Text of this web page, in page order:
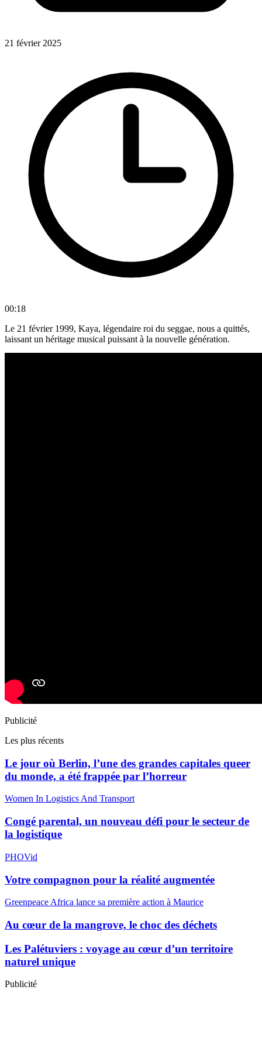
21 février 2025
00:18
Le 21 février 1999, Kaya, légendaire roi du seggae, nous a quittés,
laissant un héritage musical puissant à la nouvelle génération.
Publicité
Les plus récents
Le jour où Berlin, l’une des grandes capitales queer
du monde, a été frappée par l’horreur
Women In Logistics And Transport
Congé parental, un nouveau défi pour le secteur de
la logistique
PHOVid
Votre compagnon pour la réalité augmentée
Greenpeace Africa lance sa première action à Maurice
Au cœur de la mangrove, le choc des déchets
Les Palétuviers : voyage au cœur d’un territoire
naturel unique
Publicité